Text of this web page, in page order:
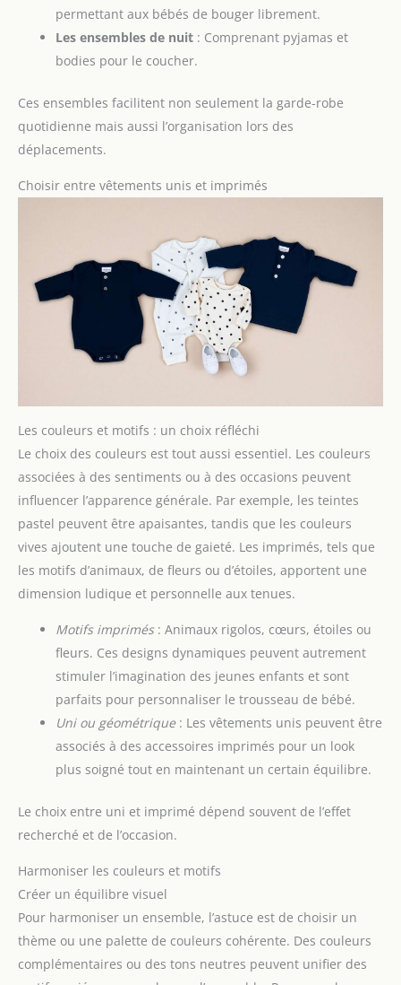
permettant aux bébés de bouger librement.
Les ensembles de nuit : Comprenant pyjamas et
bodies pour le coucher.
Ces ensembles facilitent non seulement la garde-robe
quotidienne mais aussi l’organisation lors des
déplacements.
Choisir entre vêtements unis et imprimés
Les couleurs et motifs : un choix réfléchi
Le choix des couleurs est tout aussi essentiel. Les couleurs
associées à des sentiments ou à des occasions peuvent
influencer l’apparence générale. Par exemple, les teintes
pastel peuvent être apaisantes, tandis que les couleurs
vives ajoutent une touche de gaieté. Les imprimés, tels que
les motifs d’animaux, de fleurs ou d’étoiles, apportent une
dimension ludique et personnelle aux tenues.
Motifs imprimés: Animaux rigolos, cœurs, étoiles ou
fleurs. Ces designs dynamiques peuvent autrement
stimuler l’imagination des jeunes enfants et sont
parfaits pour personnaliser le trousseau de bébé.
Uni ou géométrique: Les vêtements unis peuvent être
associés à des accessoires imprimés pour un look
plus soigné tout en maintenant un certain équilibre.
Le choix entre uni et imprimé dépend souvent de l’effet
recherché et de l’occasion.
Harmoniser les couleurs et motifs
Créer un équilibre visuel
Pour harmoniser un ensemble, l’astuce est de choisir un
thème ou une palette de couleurs cohérente. Des couleurs
complémentaires ou des tons neutres peuvent unifier des